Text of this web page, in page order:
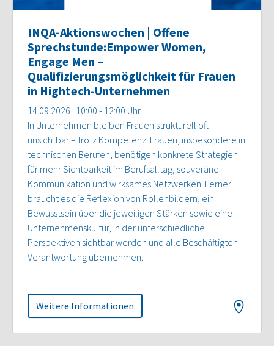
INQA-Aktionswochen | Offene
Sprechstunde:Empower Women,
Engage Men –
Qualifizierungsmöglichkeit für Frauen
in Hightech-Unternehmen
14.09.2026 | 10:00 - 12:00 Uhr
In Unternehmen bleiben Frauen strukturell oft
unsichtbar – trotz Kompetenz. Frauen, insbesondere in
technischen Berufen, benötigen konkrete Strategien
für mehr Sichtbarkeit im Berufsalltag, souveräne
Kommunikation und wirksames Netzwerken. Ferner
braucht es die Reflexion von Rollenbildern, ein
Bewusstsein über die jeweiligen Stärken sowie eine
Unternehmenskultur, in der unterschiedliche
Perspektiven sichtbar werden und alle Beschäftigten
Verantwortung übernehmen.
Weitere Informationen